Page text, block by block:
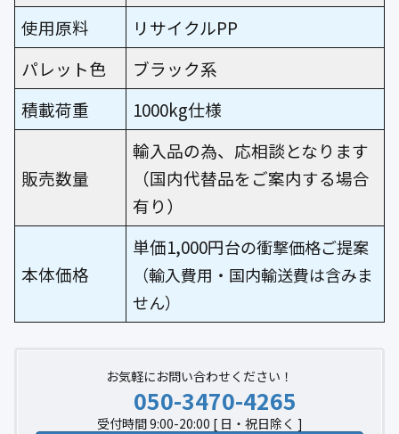
使用原料
リサイクルPP
パレット色
ブラック系
積載荷重
1000kg仕様
販売数量
輸入品の為、応相談となります
（国内代替品をご案内する場合
有り）
本体価格
単価1,000円台の衝撃価格ご提案
（輸入費用・国内輸送費は含みま
せん）
お気軽にお問い合わせください！
050-3470-4265
受付時間 9:00-20:00 [ 日・祝日除く ]